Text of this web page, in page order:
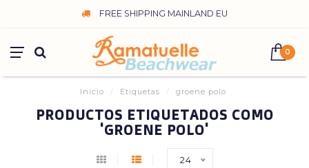
FREE SHIPPING MAINLAND EU
0
Inicio / Etiquetas / groene polo
PRODUCTOS ETIQUETADOS COMO
'GROENE POLO'
24